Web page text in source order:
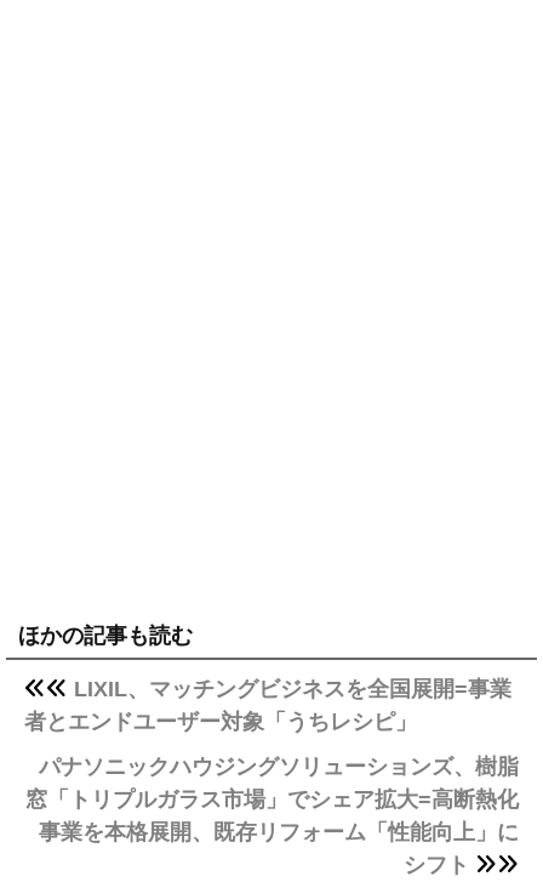
ほかの記事も読む
LIXIL、マッチングビジネスを全国展開=事業
者とエンドユーザー対象「うちレシピ」
パナソニックハウジングソリューションズ、樹脂
窓「トリプルガラス市場」でシェア拡大=高断熱化
事業を本格展開、既存リフォーム「性能向上」に
シフト